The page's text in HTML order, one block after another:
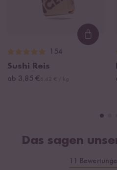
154
Sushi Reis
ab 3,85 €
Das sagen
11